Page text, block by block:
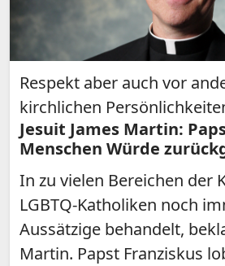
Respekt aber auch vor
kirchlichen
Jesuit James Martin:
Menschen Würde
In zu vielen Bereichen der
LGBTQ-Katholiken noch
Aussätzige behandelt,
Martin. Papst Franziskus